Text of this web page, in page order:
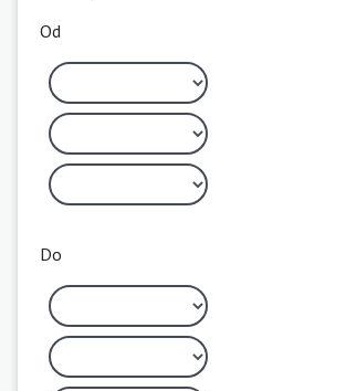
Od
Do